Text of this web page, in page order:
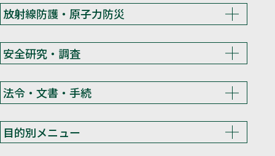
放射線防護・原子力防災
安全研究・調査
法令・文書・手続
目的別メニュー